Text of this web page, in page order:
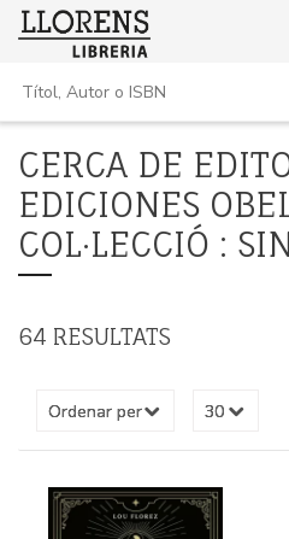
CERCA DE
EDICIONES
COL·LECCIÓ :
64 RESULTATS